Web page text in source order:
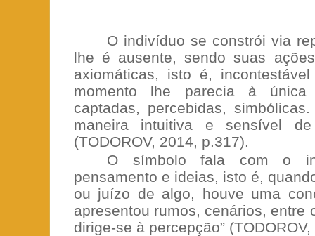
O indivíduo se constrói via
lhe é ausente, sendo suas
axiomáticas, isto é,
momento lhe parecia à única
captadas, percebidas,
maneira intuitiva e sensível
(TODOROV, 2014, p.317).
O símbolo fala com o
pensamento e ideias, isto é,
ou juízo de algo, houve uma
apresentou rumos, cenários, entre
dirige-se à percepção”